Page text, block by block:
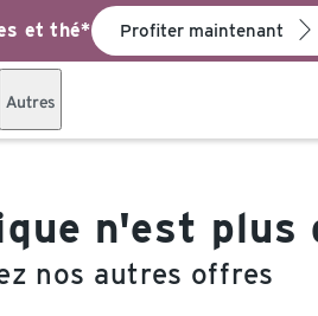
et thé* Profiter maintenant
Autres
n'est plus
nos autres offres